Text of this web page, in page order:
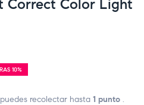
Correct Color Light
10%
recolectar hasta 1 punto .